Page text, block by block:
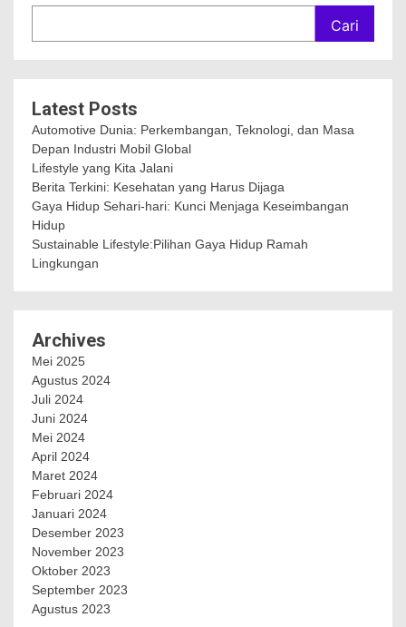
Cari
Latest Posts
Automotive Dunia: Perkembangan, Teknologi, dan Masa
Depan Industri Mobil Global
Lifestyle yang Kita Jalani
Berita Terkini: Kesehatan yang Harus Dijaga
Gaya Hidup Sehari-hari: Kunci Menjaga Keseimbangan
Hidup
Sustainable Lifestyle:Pilihan Gaya Hidup Ramah
Lingkungan
Archives
Mei 2025
Agustus 2024
Juli 2024
Juni 2024
Mei 2024
April 2024
Maret 2024
Februari 2024
Januari 2024
Desember 2023
November 2023
Oktober 2023
September 2023
Agustus 2023